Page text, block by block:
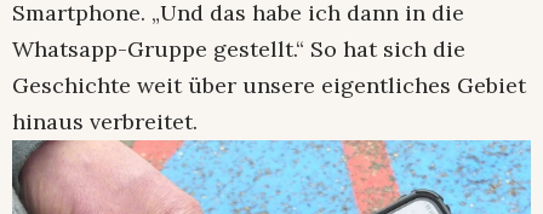
Smartphone. „Und das habe ich dann in die
Whatsapp-Gruppe gestellt.“ So hat sich die
Geschichte weit über unsere eigentliches Gebiet
hinaus verbreitet.